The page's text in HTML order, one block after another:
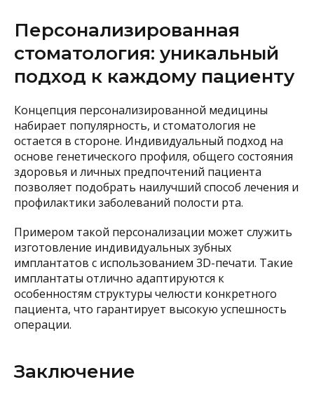
Персонализированная
стоматология: уникальный
подход к каждому пациенту
Концепция персонализированной медицины
набирает популярность, и стоматология не
остается в стороне. Индивидуальный подход на
основе генетического профиля, общего состояния
здоровья и личных предпочтений пациента
позволяет подобрать наилучший способ лечения и
профилактики заболеваний полости рта.
Примером такой персонализации может служить
изготовление индивидуальных зубных
имплантатов с использованием 3D-печати. Такие
имплантаты отлично адаптируются к
особенностям структуры челюсти конкретного
пациента, что гарантирует высокую успешность
операции.
Заключение